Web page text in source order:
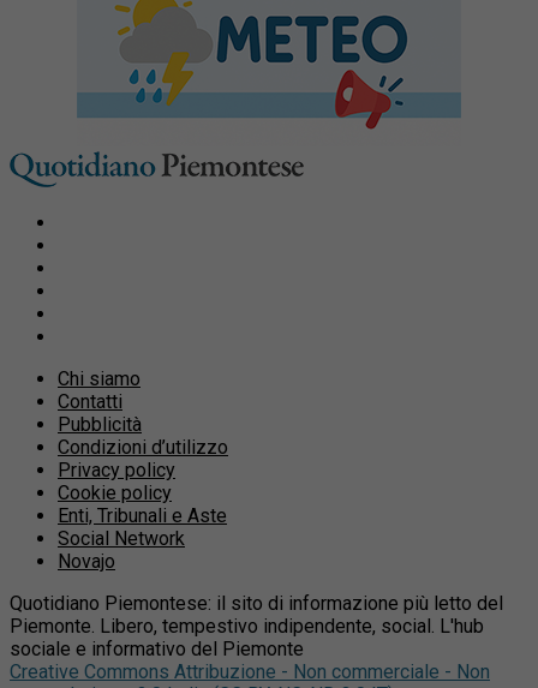
Chi siamo
Contatti
Pubblicità
Condizioni d’utilizzo
Privacy policy
Cookie policy
Enti, Tribunali e Aste
Social Network
Novajo
Quotidiano Piemontese: il sito di informazione più letto del
Piemonte. Libero, tempestivo indipendente, social. L'hub
sociale e informativo del Piemonte
Creative Commons Attribuzione - Non commerciale - Non